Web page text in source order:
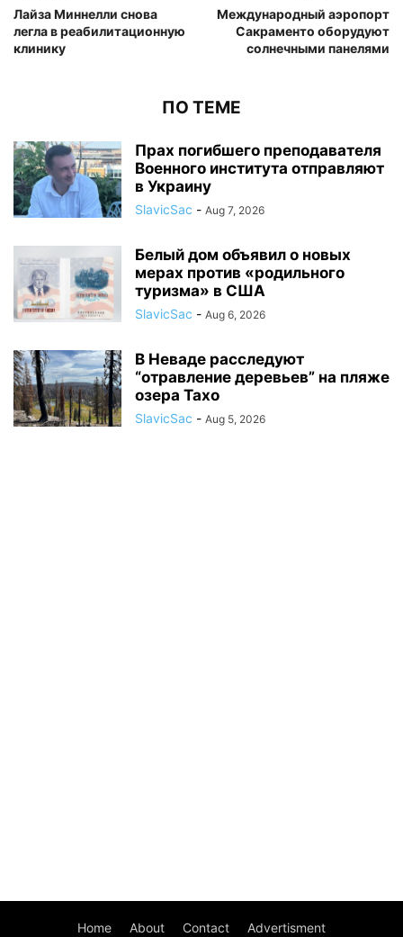
Лайза Миннелли снова
легла в реабилитационную
клинику
Международный аэропорт
Сакраменто оборудуют
солнечными панелями
ПО ТЕМЕ
Прах погибшего преподавателя
Военного института отправляют
в Украину
SlavicSac - Aug 7, 2026
Белый дом объявил о новых
мерах против «родильного
туризма» в США
SlavicSac - Aug 6, 2026
В Неваде расследуют
“отравление деревьев” на пляже
озера Тахо
SlavicSac - Aug 5, 2026
Home About Contact Advertisment